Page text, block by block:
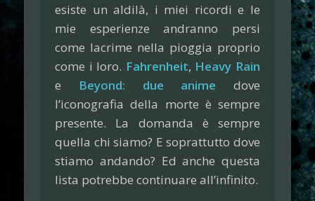
esiste un aldilà, i miei ricordi e le
mie esperienze andranno persi
come lacrime nella pioggia proprio
come i loro. Fahrenheit, Heavy Rain
e Beyond: due anime dove
l’iconografia della morte è sempre
presente. La domanda è sempre
quella chi siamo? E soprattutto dove
stiamo andando? Ed anche questa
lista potrebbe continuare all’infinito.